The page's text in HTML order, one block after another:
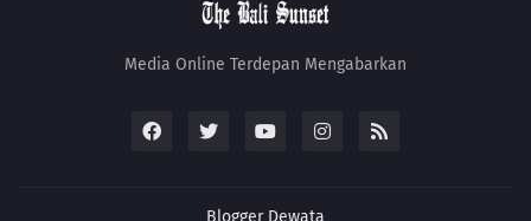
Media Online Terdepan Mengabarkan
Blogger Dewata